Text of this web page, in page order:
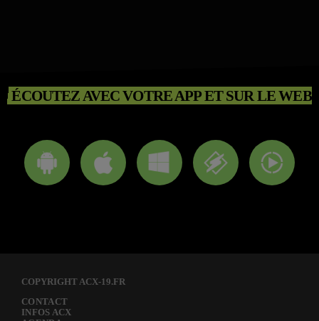
ÉCOUTEZ AVEC VOTRE APP ET SUR LE WEB
COPYRIGHT ACX-19.FR
CONTACT
INFOS ACX